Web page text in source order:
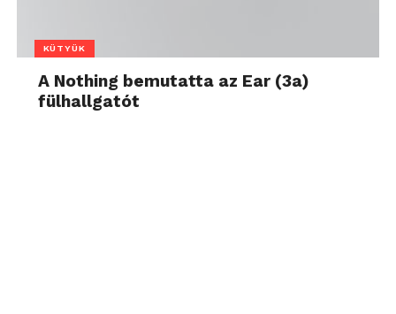
KÜTYÜK
A Nothing bemutatta az Ear (3a)
fülhallgatót